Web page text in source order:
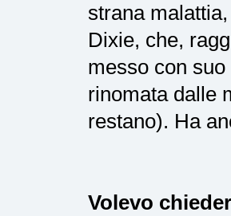
strana
Dixie, che,
messo con
rinomata dalle
restano). Ha
Volevo